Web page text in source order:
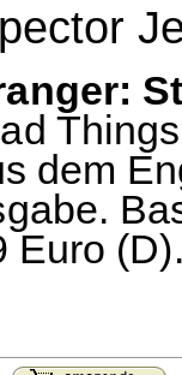
dem
Euro